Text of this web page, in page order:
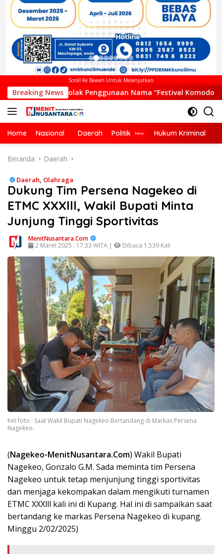
Scroll Ke Bawah Untuk Melanjutkan
Breaking NewsNama “Festival Komodo Riung”, Nilai Kaburkan
Home Nasional Daerah Politik Hukum Kriminal
Beranda Daerah
Daerah, Olahraga
Dukung Tim Persena Nagekeo di
ETMC XXXlll, Wakil Bupati Minta
Junjung Tinggi Sportivitas
MenitNusantara.Com
2 Maret 2025 : 17:33 WITA |
Dibaca 1,539 Kali
Ket foto : Saat Wakil Bupati Nagekeo Bertandang di Markas Persena
Nagekeo.
(Nagekeo-MenitNusantara.Com) Wakil Bupati
Nagekeo, Gonzalo G.M. Sada meminta tim Persena
Nagekeo untuk tetap menjunjung tinggi sportivitas
dan menjaga kekompakan dalam mengikuti turnamen
ETMC XXXlll kali ini di Kupang. Hal ini di sampaikan saat
bertandang ke markas Persena Nagekeo di kupang.
Minggu 2/02/2025)